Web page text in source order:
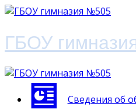
ГБОУ
Сведения об